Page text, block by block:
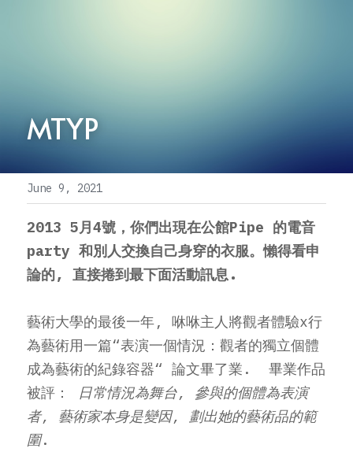
MTYP
June 9, 2021
2013 5月4號，你們出現在公館Pipe 的電音
party 和別人交換自己身穿的衣服。懶得看申
論的, 直接捲到最下面活動訊息.
藝術大學的最後一年, 咻咻主人將觀者體驗x行
為藝術用一篇“表演一個情況：觀者的獨立個體
成為藝術的紀錄容器“ 論文畢了業.  畢業作品
被評：
日常情況為舞台, 參與的個體為表演
者, 藝術家本身是變因, 劃出她的藝術品的範
圍.